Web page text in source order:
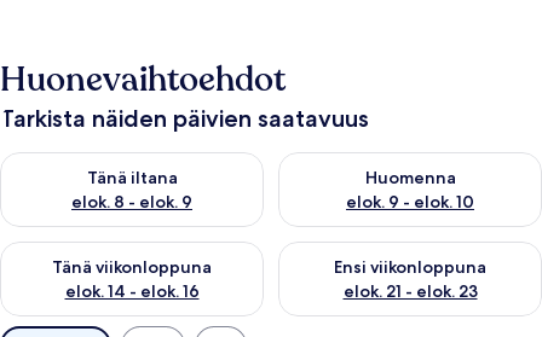
Huonevaihtoehdot
Tarkista näiden päivien saatavuus
Tänä iltana
elok. 8 - elok. 9
Tarkista tämän illan saatavuus elok. 8 - elok. 9
Huomenna
elok. 9 - elok. 10
Tarkista huomisen saatavuus
Tänä viikonloppuna
elok. 14 - elok. 16
Tarkista tämän viikonlopun saatavuus elok. 14 - elok. 16
Ensi viikonloppuna
elok. 21 - elok. 23
Tarkista ensi viikonlopun